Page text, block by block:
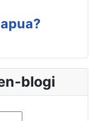
blogi